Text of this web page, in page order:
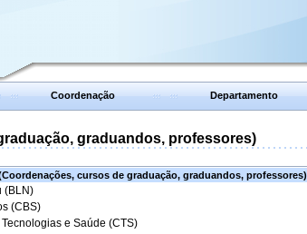
Coordenação Departamento
graduandos, professores)
cursos de graduação, graduandos, professores)
(BLN)
(CBS)
e Saúde (CTS)